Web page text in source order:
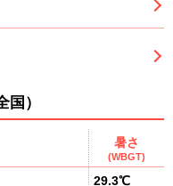
）
暑さ
(WBGT)
29.3℃